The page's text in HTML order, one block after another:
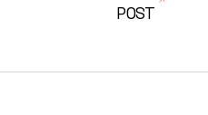
POST